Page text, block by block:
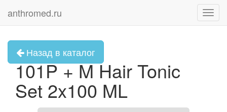
anthromed.ru
Назад в каталог
101P + M Hair Tonic
Set 2x100 ML